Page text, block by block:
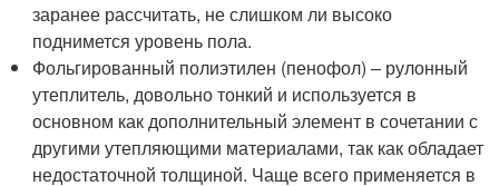
заранее рассчитать, не слишком ли высоко
поднимется уровень пола.
Фольгированный полиэтилен (пенофол) – рулонный
утеплитель, довольно тонкий и используется в
основном как дополнительный элемент в сочетании с
другими утепляющими материалами, так как обладает
недостаточной толщиной. Чаще всего применяется в